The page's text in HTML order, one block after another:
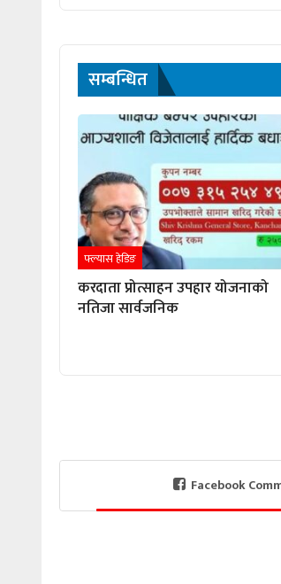
सम्बन्धित
फ्ल्यास हेडिङ
करदाता प्रोत्साहन उपहार योजनाको
नतिजा सार्वजनिक
Facebook